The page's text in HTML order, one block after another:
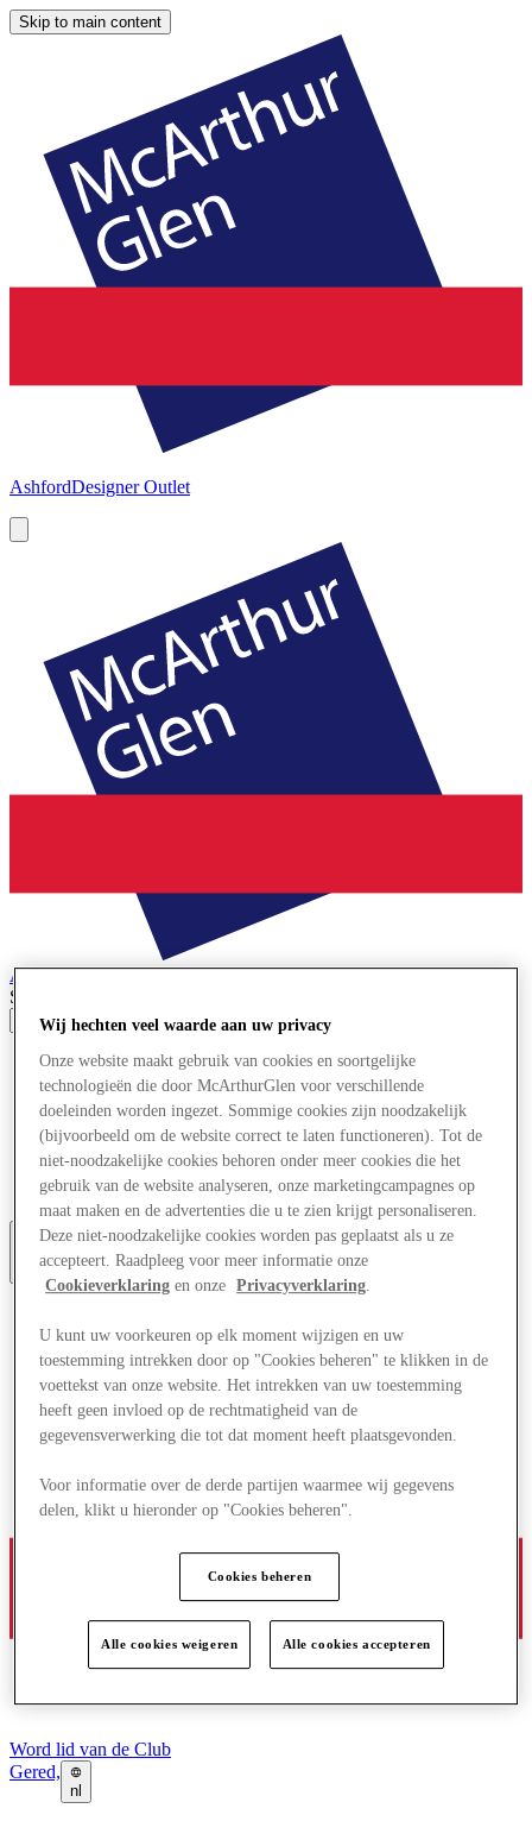
Skip to main content
AshfordDesigner Outlet
AshfordDesigner Outlet
Search input
Winkels
Aanbiedingen
Plan je bezoek
Wat is er aan
Eet & Drink
Cadeaubonnen
Diensten
Meer
Word lid van de Club
Gered,
nl
Wij hechten veel waarde aan uw privacy
Onze website maakt gebruik van cookies en soortgelijke
technologieën die door McArthurGlen voor verschillende
doeleinden worden ingezet. Sommige cookies zijn noodzakelijk
(bijvoorbeeld om de website correct te laten functioneren). Tot de
niet-noodzakelijke cookies behoren onder meer cookies die het
gebruik van de website analyseren, onze marketingcampagnes op
maat maken en de advertenties die u te zien krijgt personaliseren.
Deze niet-noodzakelijke cookies worden pas geplaatst als u ze
accepteert. Raadpleeg voor meer informatie onze
Cookieverklaring en onze Privacyverklaring.
U kunt uw voorkeuren op elk moment wijzigen en uw
toestemming intrekken door op "Cookies beheren" te klikken in de
voettekst van onze website. Het intrekken van uw toestemming
heeft geen invloed op de rechtmatigheid van de
gegevensverwerking die tot dat moment heeft plaatsgevonden.
Voor informatie over de derde partijen waarmee wij gegevens
delen, klikt u hieronder op "Cookies beheren".
Cookies beheren
Alle cookies weigeren Alle cookies accepteren